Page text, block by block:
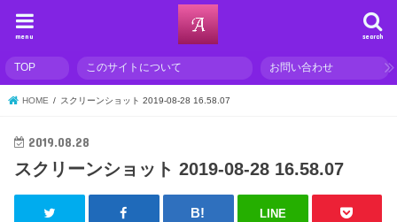
search
menu
TOP このサイトについて お問い合わせ
HOME スクリーンショット 2019-08-28 16.58.07
2019.08.28
スクリーンショット 2019-08-28 16.58.07
LINE